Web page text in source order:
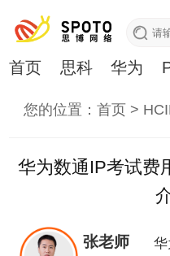
首页 思科 华为
您的位置：首页 >
华为数通IP考试费
张老师